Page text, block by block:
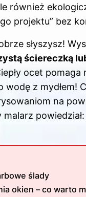
również
projektu” bez
słyszysz!
ściereczką
ocet pomaga
z mydłem!
na
ślady
okien – co warto